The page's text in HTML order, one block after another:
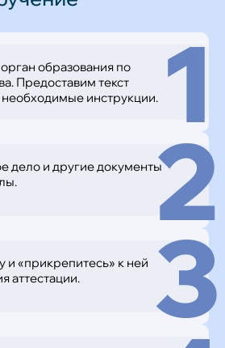
1
образования по
Предоставим текст
необходимые инструкции.
2
дело и другие документы
3
и «прикрепитесь» к ней
аттестации.